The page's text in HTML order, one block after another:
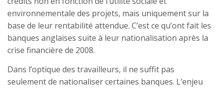
environnementale des projets, mais uniquement sur la
base de leur rentabilité attendue. C’est ce qu’ont fait les
banques anglaises suite à leur nationalisation après la
crise financière de 2008.
Dans l’optique des travailleurs, il ne suffit pas
seulement de nationaliser certaines banques. L’enjeu